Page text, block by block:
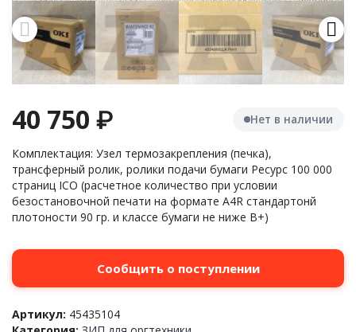
40 750 ₽
Комплектация: Узел термозакрепления (печка),
трансферный ролик, ролики подачи бумаги Ресурс 100 000
страниц ICO (расчетное количество при условии
безостановочной печати на формате А4R стандартонй
плотоности 90 гр. и классе бумаги не ниже B+)
Нет в наличии
Сообщить о поступлении
Артикул: 45435104